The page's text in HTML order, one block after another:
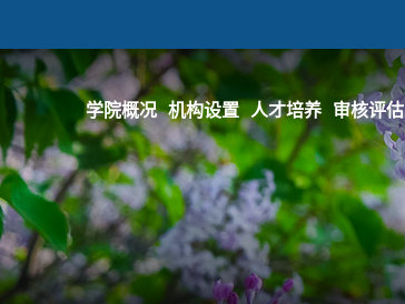
学院概况 机构设置 人才培养 审核评估